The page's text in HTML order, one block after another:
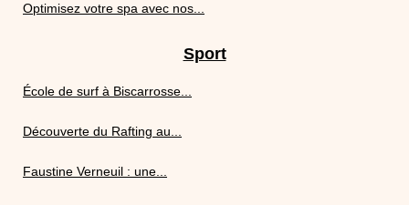
Optimisez votre spa avec nos...
Sport
École de surf à Biscarrosse...
Découverte du Rafting au...
Faustine Verneuil : une...